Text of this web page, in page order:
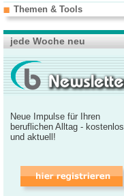
Themen & Tools
jede Woche neu
Neue Impulse für Ihren
beruflichen Alltag - kostenlos
und aktuell!